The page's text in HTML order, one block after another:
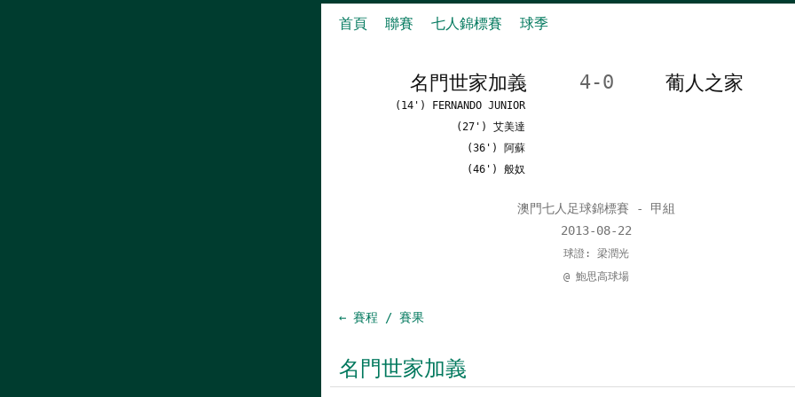
首頁 聯賽 七人錦標賽 球季
名門世家加義 4-0 葡人之家
(14') FERNANDO JUNIOR
(27') 艾美達
(36') 阿蘇
(46') 般奴
澳門七人足球錦標賽 - 甲組
2013-08-22
球證: 梁潤光
@ 鮑思高球場
← 賽程 / 賽果
名門世家加義